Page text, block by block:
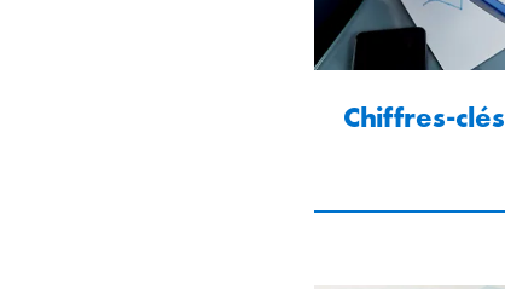
Chiffres-clés